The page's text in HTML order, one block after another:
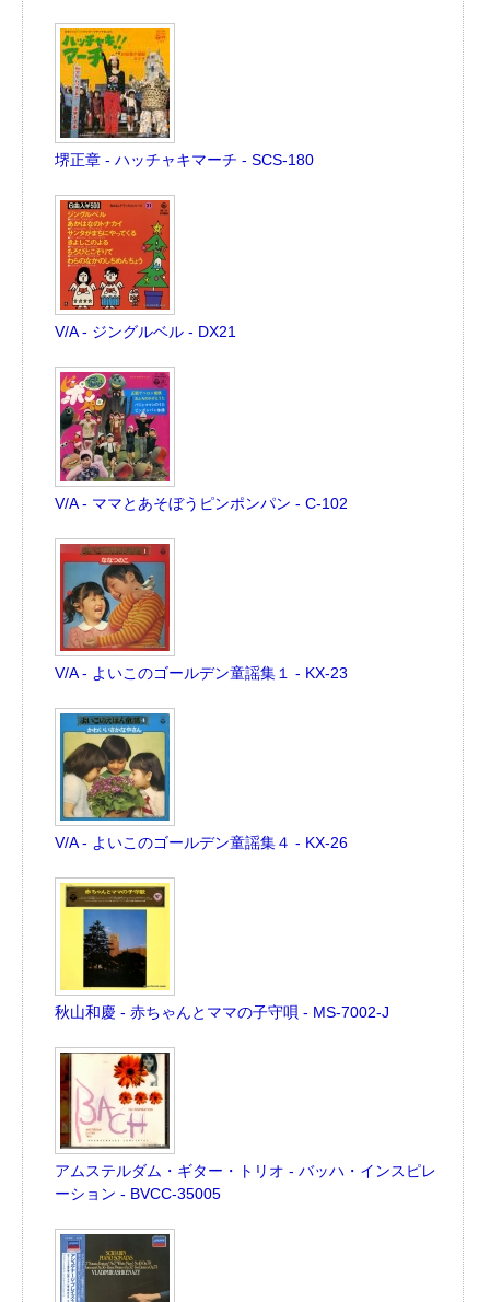
堺正章 - ハッチャキマーチ - SCS-180
V/A - ジングルベル - DX21
V/A - ママとあそぼうピンポンパン - C-102
V/A - よいこのゴールデン童謡集１ - KX-23
V/A - よいこのゴールデン童謡集４ - KX-26
秋山和慶 - 赤ちゃんとママの子守唄 - MS-7002-J
アムステルダム・ギター・トリオ - バッハ・インスピレ
ーション - BVCC-35005